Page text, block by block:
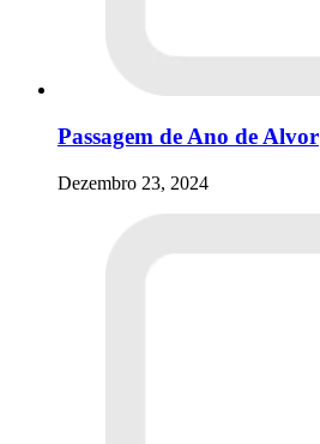
Passagem de Ano de Alvor
Dezembro 23, 2024